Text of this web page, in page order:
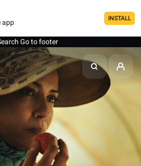
app
INSTALL
Go to footer